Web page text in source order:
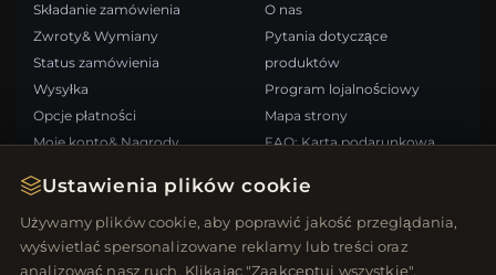
Ustawienia plików cookie
Używamy plików cookie, aby poprawić jakość przeglądania,
wyświetlać spersonalizowane reklamy lub treści oraz
analizować nasz ruch. Klikając "Zaakceptuj wszystkie",
Składanie zamówienia
Zwroty& Wymiany
Status zamówienia
Wysyłka
Opcje płatności
Moje konto& Nagrody
O nas
Pytania dotyczące
produktów
Program lojalnościowy
Mapa strony
FAQ: Karta podarunkowa
Wypisz się z newslettera
SZYBKIE LINKI ŚLEDŹ NAS